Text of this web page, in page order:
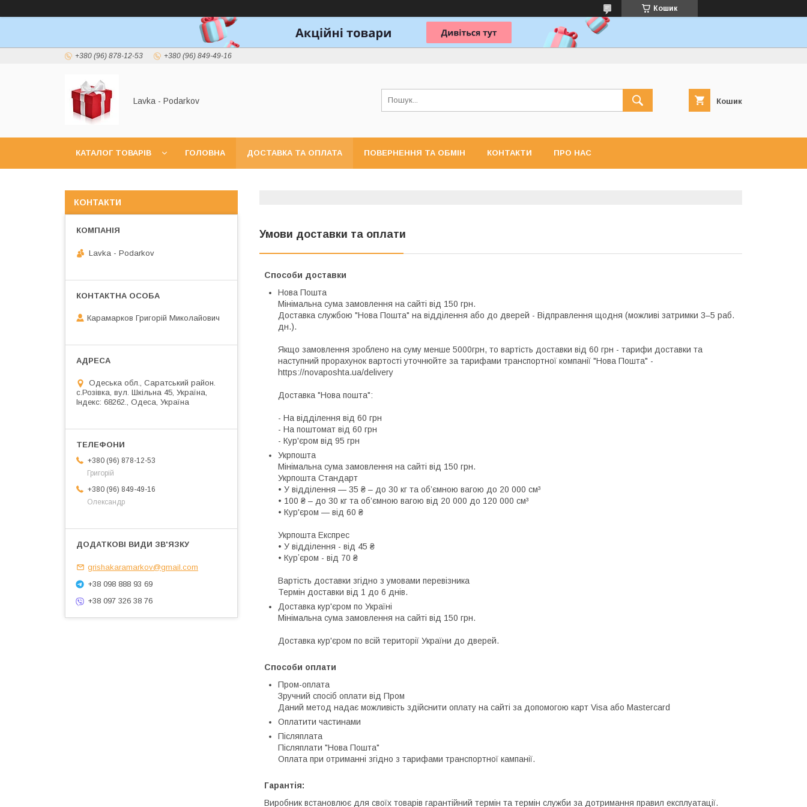
Кошик
+380 (96) 878-12-53 +380 (96) 849-49-16
Lavka - Podarkov Кошик
КАТАЛОГ ТОВАРІВ ГОЛОВНА ДОСТАВКА ТА ОПЛАТА ПОВЕРНЕННЯ ТА ОБМІН КОНТАКТИ ПРО НАС
Умови доставки та оплати
Способи доставки
Нова Пошта
Мінімальна сума замовлення на сайті від 150 грн.
Доставка службою "Нова Пошта" на відділення або до дверей - Відправлення щодня (можливі затримки 3–5 раб.
дн.).
Якщо замовлення зроблено на суму менше 5000грн, то вартість доставки від 60 грн - тарифи доставки та
наступний прорахунок вартості уточнюйте за тарифами транспортної компанії "Нова Пошта" -
https://novaposhta.ua/delivery
Доставка "Нова пошта":
- На відділення від 60 грн
- На поштомат від 60 грн
- Кур'єром від 95 грн
Укрпошта
Мінімальна сума замовлення на сайті від 150 грн.
Укрпошта Стандарт
• У відділення — 35 ₴ – до 30 кг та об’ємною вагою до 20 000 см³
• 100 ₴ – до 30 кг та об’ємною вагою від 20 000 до 120 000 см³
• Кур'єром — від 60 ₴
Укрпошта Експрес
• У відділення - від 45 ₴
• Курʼєром - від 70 ₴
Вартість доставки згідно з умовами перевізника
Термін доставки від 1 до 6 днів.
Доставка кур'єром по Україні
Мінімальна сума замовлення на сайті від 150 грн.
Доставка кур'єром по всій території України до дверей.
Способи оплати
Пром-оплата
Зручний спосіб оплати від Пром
Даний метод надає можливість здійснити оплату на сайті за допомогою карт Visa або Mastercard
Оплатити частинами
Післяплата
Післяплати "Нова Пошта"
Оплата при отриманні згідно з тарифами транспортної кампанії.
Гарантія:
Виробник встановлює для своїх товарів гарантійний термін та термін служби за дотримання правил експлуатації.
КОНТАКТИ
Lavka - Podarkov
Карамарков Григорій Миколайович
Одеська обл., Саратський район.
с.Розівка, вул. Шкільна 45, Україна,
Індекс: 68262., Одеса, Україна
+380 (96) 878-12-53
Григорій
+380 (96) 849-49-16
Олександр
grishakaramarkov@gmail.com
+38 098 888 93 69
+38 097 326 38 76